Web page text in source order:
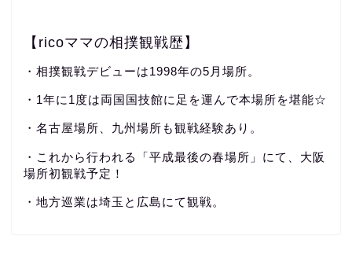
【ricoママの相撲観戦歴】
・相撲観戦デビューは1998年の5月場所。
・1年に1度は両国国技館に足を運んで本場所を堪能☆
・名古屋場所、九州場所も観戦経験あり。
・これから行われる「平成最後の春場所」にて、大阪
場所初観戦予定！
・地方巡業は埼玉と広島にて観戦。